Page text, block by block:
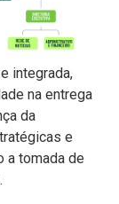
integrada,
na entrega
da
e
a tomada de